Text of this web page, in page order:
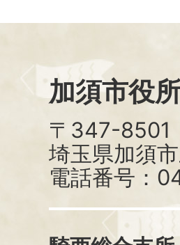
加須市役
〒347-8501
埼玉県加須
電話番号：